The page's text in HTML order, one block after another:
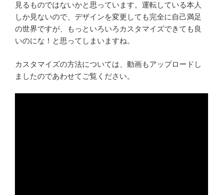
見るものではないかと思っています。運転している本人
しか見ないので、デザインを変更しても完全に自己満足
の世界ですが、もっといろいろカスタマイズできても良
いのにな！と思ってしまいますね。
カスタマイズの方法については、動画もアップロードし
ましたのであわせてご覧ください。